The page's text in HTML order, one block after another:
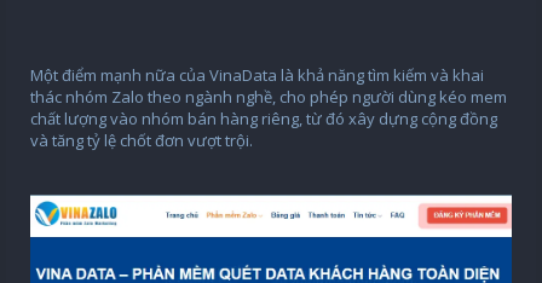
Một điểm mạnh nữa của VinaData là khả năng tìm kiếm và khai
thác nhóm Zalo theo ngành nghề, cho phép người dùng kéo mem
chất lượng vào nhóm bán hàng riêng, từ đó xây dựng cộng đồng
và tăng tỷ lệ chốt đơn vượt trội.